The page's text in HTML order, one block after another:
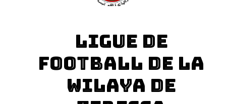
LIGUE DE
FOOTBALL DE LA
WILAYA DE